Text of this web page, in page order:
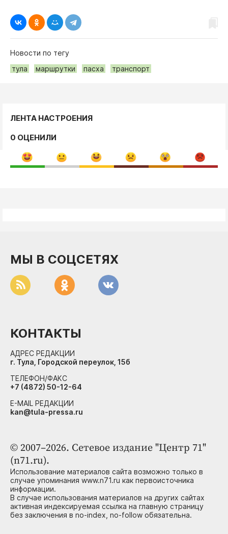
Новости по тегу
тула
маршрутки пасха транспорт
ЛЕНТА НАСТРОЕНИЯ
0 ОЦЕНИЛИ
© 2007–2026. Сетевое издание "Центр 71"
(n71.ru).
Использование материалов сайта возможно только в
случае упоминания www.n71.ru как первоисточника
информации.
В случае использования материалов на других сайтах
активная индексируемая ссылка на главную страницу
без заключения в no-index, no-follow обязательна.
МЫ В СОЦСЕТЯХ
КОНТАКТЫ
АДРЕС РЕДАКЦИИ
г. Тула, Городской переулок, 15б
ТЕЛЕФОН/ФАКС
+7 (4872) 50-12-64
E-MAIL РЕДАКЦИИ
kan@tula-pressa.ru